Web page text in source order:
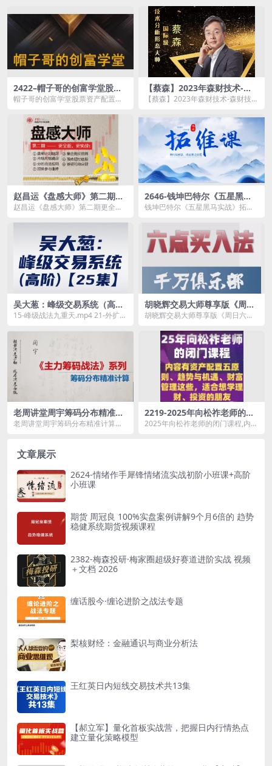
2422–帽子哥的创富学堂股票
资产配置基金详解视频
帽子哥的创富学堂股票资产配置基
录： ...
【蔡森】2023年森财技术-森
财技术基础+进阶+宏观+经典
【蔡森】2023年森财技术-森财技术
源简介： &...
赵昌运《盘感大师》第二期更
全面，更实战
赵昌运《盘感大师》第二期更全
何谈操...
2646-钱坤巴特尔《五星黑马
实战》拓维课+指标-2.13 GB
钱坤巴特尔《五星黑马实战》拓维
吴大葱：峰级交易系统（高
阶）【25集】
15-峰级战法九重天.mp4 21-外扩峰
胡晓辉交易大师尊享版《周日
六点定位法直播》
胡晓辉交易大师尊享版《周日六点
录：...
老周讲堂周宇筹码分布精准计
算！想知道主力有没有出逃？
老周讲堂周宇筹码分布精准计算！
2219-2025年向松祚老师的闭
门课程,内容有资产配置五原
2025年向松祚老师的闭门课程,内容
文章展示
2624-情绪作手犀锋情绪流实战初阶小班课+高阶
小班课
期货 周冠良 100%实盘案例讲解9个月6倍的 趋势
稳健系统期货视频课程
2382-梅森投研·梅家圈超级好赛道进阶实战 视频
＋文档 2026
缠话股今·缠论进阶之战法专题
梨核财经：金融通识与商业分析法
王红英日内短线交易技术共13集
【郝立军】量化首板实战营，把握日内行情热点
建立量化策略模型